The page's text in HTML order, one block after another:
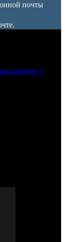
почты
квартир и